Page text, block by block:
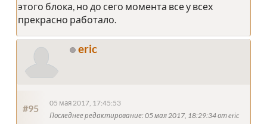
этого блока, но до сего момента все у всех
прекрасно работало.
eric
#95
05 мая 2017, 17:45:53
Последнее редактирование: 05 мая 2017, 18:29:34 от eric